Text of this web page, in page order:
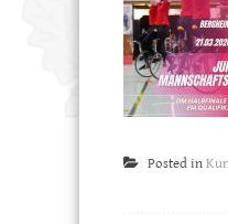
Posted in